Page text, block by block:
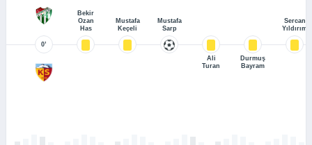
0’
Bekir
Ozan
Has
Mustafa
Keçeli
Mustafa
Sarp
Ali
Turan
Durmuş
Bayram
Sercan
Yıldırım